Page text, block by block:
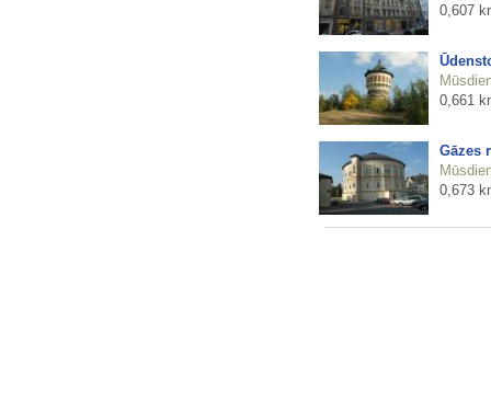
0,607
0,661
Gāzes
0,673